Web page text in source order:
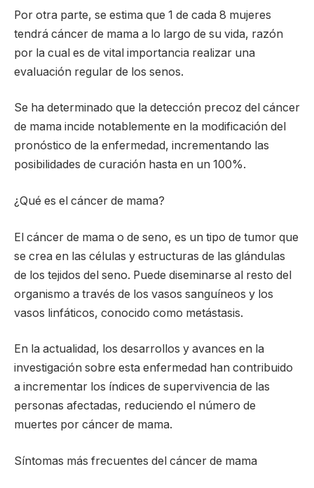
Por otra parte, se estima que 1 de cada 8 mujeres
tendrá cáncer de mama a lo largo de su vida, razón
por la cual es de vital importancia realizar una
evaluación regular de los senos.
Se ha determinado que la detección precoz del cáncer
de mama incide notablemente en la modificación del
pronóstico de la enfermedad, incrementando las
posibilidades de curación hasta en un 100%.
¿Qué es el cáncer de mama?
El cáncer de mama o de seno, es un tipo de tumor que
se crea en las células y estructuras de las glándulas
de los tejidos del seno. Puede diseminarse al resto del
organismo a través de los vasos sanguíneos y los
vasos linfáticos, conocido como metástasis.
En la actualidad, los desarrollos y avances en la
investigación sobre esta enfermedad han contribuido
a incrementar los índices de supervivencia de las
personas afectadas, reduciendo el número de
muertes por cáncer de mama.
Síntomas más frecuentes del cáncer de mama